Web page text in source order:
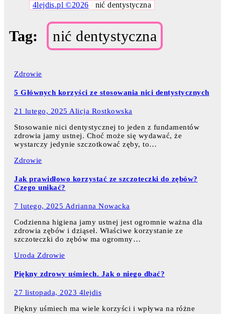
4lejdis.pl ©2026 / nić dentystyczna
Tag: nić dentystyczna
Zdrowie
5 Głównych korzyści ze stosowania nici dentystycznych
21 lutego, 2025 Alicja Rostkowska
Stosowanie nici dentystycznej to jeden z fundamentów
zdrowia jamy ustnej. Choć może się wydawać, że
wystarczy jedynie szczotkować zęby, to…
Zdrowie
Jak prawidłowo korzystać ze szczoteczki do zębów?
Czego unikać?
7 lutego, 2025 Adrianna Nowacka
Codzienna higiena jamy ustnej jest ogromnie ważna dla
zdrowia zębów i dziąseł. Właściwe korzystanie ze
szczoteczki do zębów ma ogromny…
Uroda Zdrowie
Piękny zdrowy uśmiech. Jak o niego dbać?
27 listopada, 2023 4lejdis
Piękny uśmiech ma wiele korzyści i wpływa na różne